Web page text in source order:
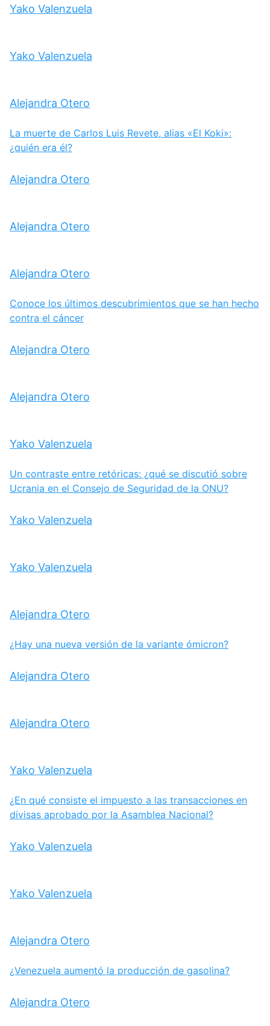
Yako Valenzuela
Yako Valenzuela
Alejandra Otero
La muerte de Carlos Luis Revete, alias «El Koki»:
¿quién era él?
Alejandra Otero
Alejandra Otero
Alejandra Otero
Conoce los últimos descubrimientos que se han hecho
contra el cáncer
Alejandra Otero
Alejandra Otero
Yako Valenzuela
Un contraste entre retóricas: ¿qué se discutió sobre
Ucrania en el Consejo de Seguridad de la ONU?
Yako Valenzuela
Yako Valenzuela
Alejandra Otero
¿Hay una nueva versión de la variante ómicron?
Alejandra Otero
Alejandra Otero
Yako Valenzuela
¿En qué consiste el impuesto a las transacciones en
divisas aprobado por la Asamblea Nacional?
Yako Valenzuela
Yako Valenzuela
Alejandra Otero
¿Venezuela aumentó la producción de gasolina?
Alejandra Otero